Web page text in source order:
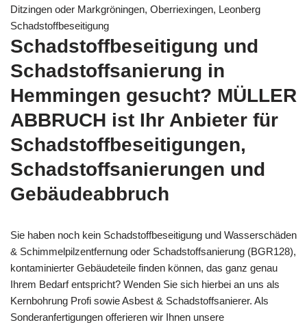
Ditzingen oder Markgröningen, Oberriexingen, Leonberg
Schadstoffbeseitigung
Schadstoffbeseitigung und
Schadstoffsanierung in
Hemmingen gesucht? MÜLLER
ABBRUCH ist Ihr Anbieter für
Schadstoffbeseitigungen,
Schadstoffsanierungen und
Gebäudeabbruch
Sie haben noch kein Schadstoffbeseitigung und Wasserschäden
& Schimmelpilzentfernung oder Schadstoffsanierung (BGR128),
kontaminierter Gebäudeteile finden können, das ganz genau
Ihrem Bedarf entspricht? Wenden Sie sich hierbei an uns als
Kernbohrung Profi sowie Asbest & Schadstoffsanierer. Als
Sonderanfertigungen offerieren wir Ihnen unsere